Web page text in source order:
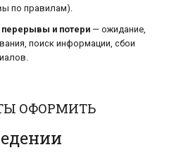
по правилам).
и потери — ожидание,
поиск информации, сбои
ОФОРМИТЬ